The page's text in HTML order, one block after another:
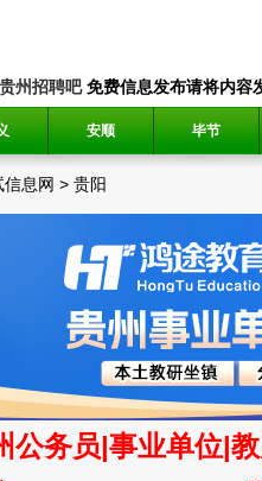
贵州招聘吧免费信息发布请将内容
安顺 毕节
息网 > 贵阳